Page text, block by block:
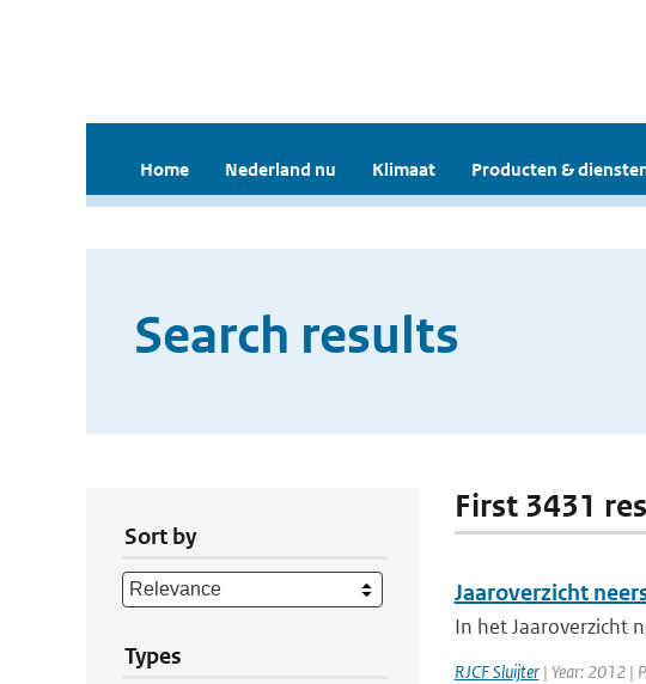
Home Nederland nu Klimaat Producten &
Search results
Sort by
Types
First 3431
Jaaroverzicht
In het Jaaroverzicht
RJCF Sluijter| Year: 2012 |